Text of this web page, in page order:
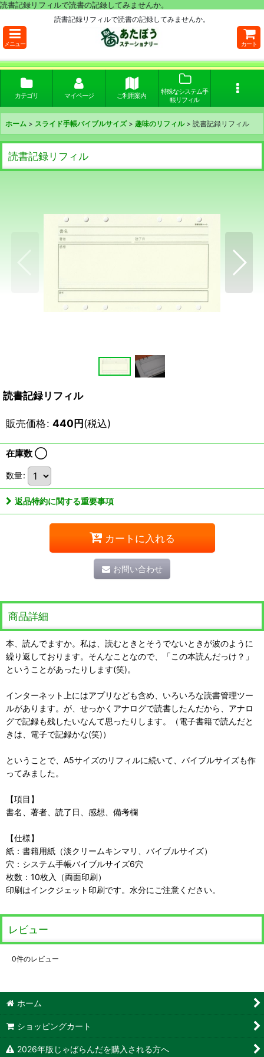
読書記録リフィルで読書の記録してみませんか。
読書記録リフィルで読書の記録してみませんか。
メニュー カート
カテゴリ マイページ ご利用案内
特殊なシステム手
帳リフィル
ホーム > スライド手帳バイブルサイズ > 趣味のリフィル > 読書記録リフィル
読書記録リフィル
読書記録リフィル
販売価格: 440円(税込)
在庫数 ◯
数量:
返品特約に関する重要事項
カートに入れる
お問い合わせ
商品詳細
本、読んでますか。私は、読むときとそうでないときが波のように
繰り返しております。そんなことなので、「この本読んだっけ？」
ということがあったりします(笑)。
インターネット上にはアプリなども含め、いろいろな読書管理ツー
ルがあります。が、せっかくアナログで読書したんだから、アナロ
グで記録も残したいなんて思ったりします。（電子書籍で読んだと
きは、電子で記録かな(笑)）
ということで、A5サイズのリフィルに続いて、バイブルサイズも作
ってみました。
【項目】
書名、著者、読了日、感想、備考欄
【仕様】
紙：書籍用紙（淡クリームキンマリ、バイブルサイズ）
穴：システム手帳バイブルサイズ6穴
枚数：10枚入（両面印刷）
印刷はインクジェット印刷です。水分にご注意ください。
レビュー
0件のレビュー
ホーム
ショッピングカート
2026年版じゃばらんだを購入される方へ